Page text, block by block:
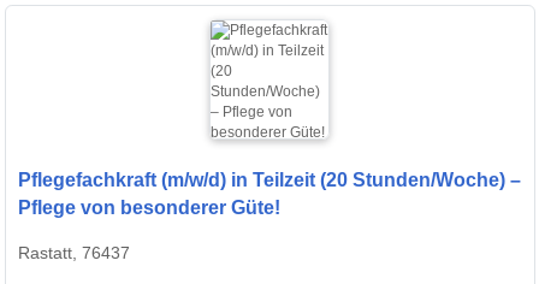
Pflegefachkraft (m/w/d) in Teilzeit (20 Stunden/Woche) –
Pflege von besonderer Güte!
Rastatt, 76437